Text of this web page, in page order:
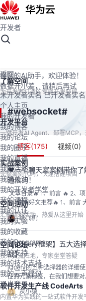
开发者空间
开发者空间
了解空间
为开发者打造的专属开发空间
开发平台
一键开发AI Agent、部署MCP，
实战案例
完整案例代码，快速搭建项目
空间活动
汇聚精彩活动，热爱从这里开始
空间论坛
技术交流阵地，专家坐堂答疑
软件开发生产线 CodeArts
内置华为实践的一站式软件开发
开发者
返回
未开发者实名 已开发者实名
个人主页
我的开发者
我的博客
我的论坛
我的圈子
我的直播
我的活动
我的关注
我的开发者学堂
我的课程
我的认证
我的实验
我的收藏
我的Programs
我的支持
我的技术支持
我的云声建议
退出登录
懂您的AI助手，欢迎体验！
数据开小差，请稍后再试
#websocket#
博客(175) 视频(0)
❤️一个聊天室案例带你
通信的！
文章目录🔥 1、前言 🔥 2、
5、往期好文推荐🔥 1、前言
点，那这样的学习想必会很
玩意：Node.js+ws模块来制
了效果，好奇实现方式吗？
纸飞机
【JQuery框架】五大选
战】
jQuery的五种选择器的详细
征的元素标签，在我们想要
分有用的，
灰小猿